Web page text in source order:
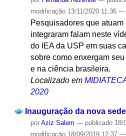
modificação13/11/2020 11:36 —
Pesquisadores que
integraram falam neste
do IEA da USP em suas
sobre como enxergam
e na ciência brasileira.
Localizado em
2020
Inauguração da nova
por Aziz Salem — publicado18/
modificação18/09/2019 12:37 —